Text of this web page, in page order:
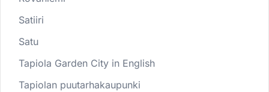
Satiiri
Satu
Tapiola Garden City in English
Tapiolan puutarhakaupunki